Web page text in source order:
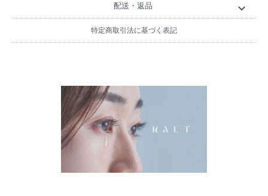
配送・返品 expand_more
特定商取引法に基づく表記